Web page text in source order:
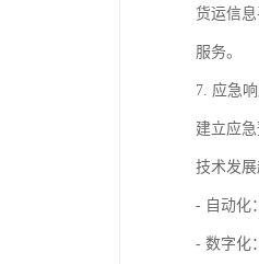
货运信
服务。
7. 应急
建立应
技术发展
- 自动化
- 数字化